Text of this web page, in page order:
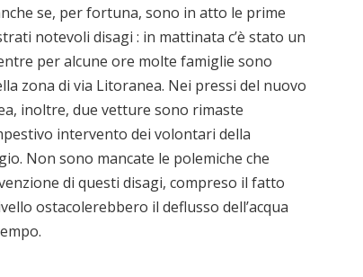
se, per fortuna, sono in atto le prime
notevoli disagi : in mattinata c’è stato un
per alcune ore molte famiglie sono
zona di via Litoranea. Nei pressi del nuovo
inoltre, due vetture sono rimaste
intervento dei volontari della
Non sono mancate le polemiche che
di questi disagi, compreso il fatto
ostacolerebbero il deflusso dell’acqua